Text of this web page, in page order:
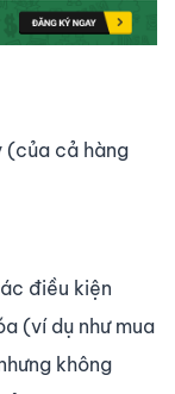
(của cả hàng
điều kiện
(ví dụ như mua
không